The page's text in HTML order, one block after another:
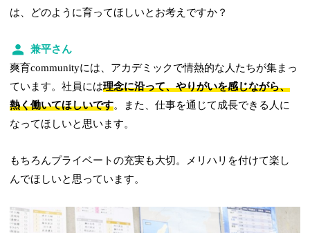
は、どのように育ってほしいとお考えですか？
兼平さん
爽育communityには、アカデミックで情熱的な人たちが集まっ
ています。社員には理念に沿って、やりがいを感じながら、
熱く働いてほしいです。また、仕事を通じて成長できる人に
なってほしいと思います。
もちろんプライベートの充実も大切。メリハリを付けて楽し
んでほしいと思っています。